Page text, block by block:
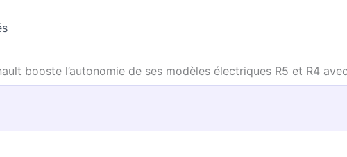
booste l’autonomie de ses modèles électriques R5 et R4